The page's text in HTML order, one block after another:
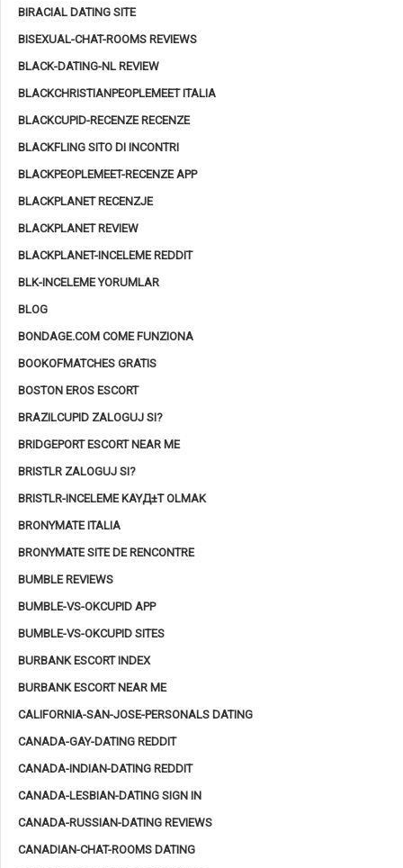
BIRACIAL DATING SITE
BISEXUAL-CHAT-ROOMS REVIEWS
BLACK-DATING-NL REVIEW
BLACKCHRISTIANPEOPLEMEET ITALIA
BLACKCUPID-RECENZE RECENZE
BLACKFLING SITO DI INCONTRI
BLACKPEOPLEMEET-RECENZE APP
BLACKPLANET RECENZJE
BLACKPLANET REVIEW
BLACKPLANET-INCELEME REDDIT
BLK-INCELEME YORUMLAR
BLOG
BONDAGE.COM COME FUNZIONA
BOOKOFMATCHES GRATIS
BOSTON EROS ESCORT
BRAZILCUPID ZALOGUJ SI?
BRIDGEPORT ESCORT NEAR ME
BRISTLR ZALOGUJ SI?
BRISTLR-INCELEME KAYД±T OLMAK
BRONYMATE ITALIA
BRONYMATE SITE DE RENCONTRE
BUMBLE REVIEWS
BUMBLE-VS-OKCUPID APP
BUMBLE-VS-OKCUPID SITES
BURBANK ESCORT INDEX
BURBANK ESCORT NEAR ME
CALIFORNIA-SAN-JOSE-PERSONALS DATING
CANADA-GAY-DATING REDDIT
CANADA-INDIAN-DATING REDDIT
CANADA-LESBIAN-DATING SIGN IN
CANADA-RUSSIAN-DATING REVIEWS
CANADIAN-CHAT-ROOMS DATING